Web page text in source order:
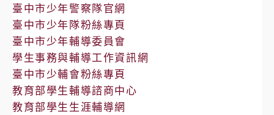
臺中市少年警察隊官網
臺中市少年隊粉絲專頁
臺中市少年輔導委員會
學生事務與輔導工作資訊網
臺中市少輔會粉絲專頁
教育部學生輔導諮商中心
教育部學生生涯輔導網